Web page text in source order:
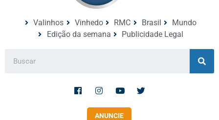
Valinhos Vinhedo RMC Brasil
Mundo
Edição da semana
Publicidade Legal
ANUNCIE